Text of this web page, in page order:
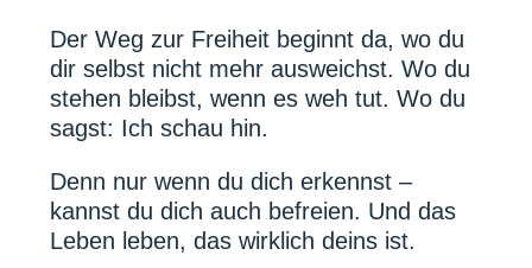
Der Weg zur Freiheit beginnt da, wo du
dir selbst nicht mehr ausweichst. Wo du
stehen bleibst, wenn es weh tut. Wo du
sagst: Ich schau hin.
Denn nur wenn du dich erkennst –
kannst du dich auch befreien. Und das
Leben leben, das wirklich deins ist.